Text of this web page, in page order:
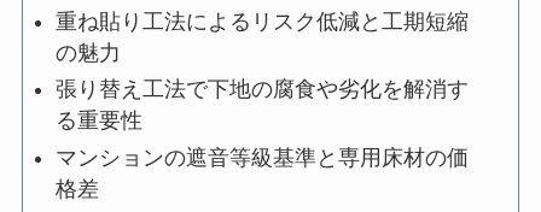
重ね貼り工法によるリスク低減と工期短縮
の魅力
張り替え工法で下地の腐食や劣化を解消す
る重要性
マンションの遮音等級基準と専用床材の価
格差